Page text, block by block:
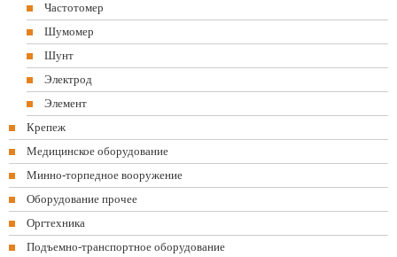
Частотомер
Шумомер
Шунт
Электрод
Элемент
Крепеж
Медицинское оборудование
Минно-торпедное вооружение
Оборудование прочее
Оргтехника
Подъемно-транспортное оборудование